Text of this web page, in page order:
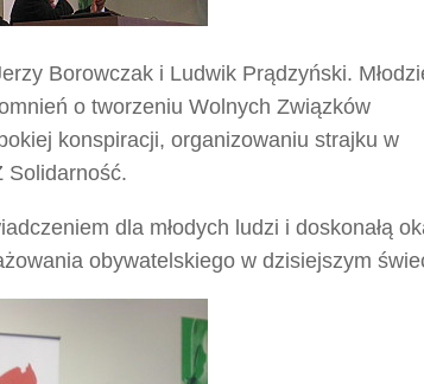
Borowczak i Ludwik Prądzyński.
o tworzeniu Wolnych Związków
konspiracji, organizowaniu strajku w
Solidarność.
dla młodych ludzi i doskonałą
obywatelskiego w dzisiejszym